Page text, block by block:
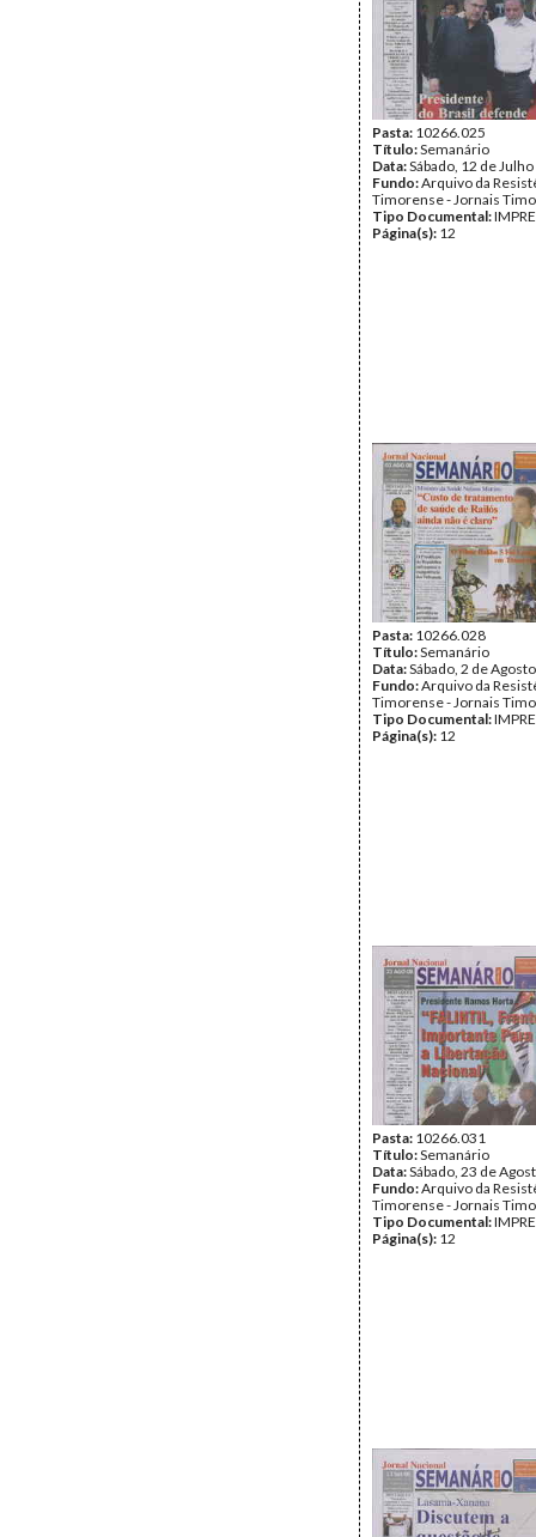
Pasta: 10266.025
Título:Semanário
Data:Sábado, 12 de
Fundo:Arquivo da
Timorense - Jornais
Tipo Documental:
Página(s): 12
Pasta: 10266.028
Título:Semanário
Data:Sábado, 2 de
Fundo:Arquivo da
Timorense - Jornais
Tipo Documental:
Página(s): 12
Pasta: 10266.031
Título:Semanário
Data:Sábado, 23 de
Fundo:Arquivo da
Timorense - Jornais
Tipo Documental:
Página(s): 12